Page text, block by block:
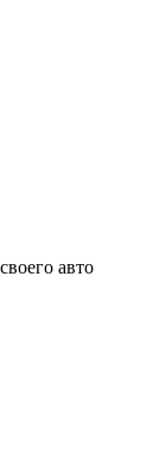
авто